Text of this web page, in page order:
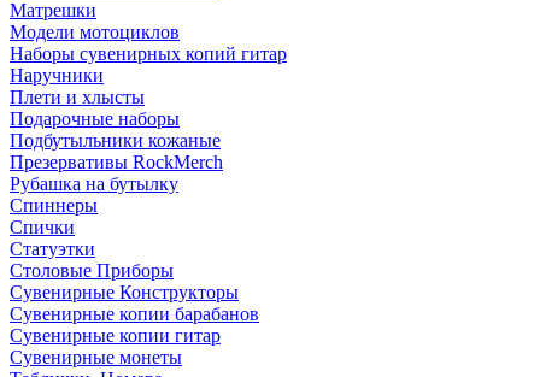
Матрешки
Модели мотоциклов
Наборы сувенирных копий гитар
Наручники
Плети и хлысты
Подарочные наборы
Подбутыльники кожаные
Презервативы RockMerch
Рубашка на бутылку
Спиннеры
Спички
Статуэтки
Столовые Приборы
Сувенирные Конструкторы
Сувенирные копии барабанов
Сувенирные копии гитар
Сувенирные монеты